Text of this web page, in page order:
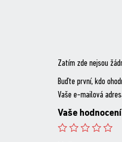
Zatím zde nejsou
Buďte první, kdo
Vaše e-mailová
Vaše hodnocení